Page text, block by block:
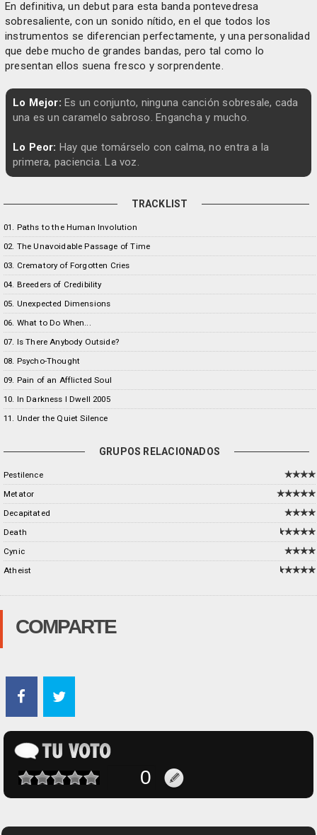
En definitiva, un debut para esta banda pontevedresa
sobresaliente, con un sonido nítido, en el que todos los
instrumentos se diferencian perfectamente, y una personalidad
que debe mucho de grandes bandas, pero tal como lo
presentan ellos suena fresco y sorprendente.
Lo Mejor: Es un conjunto, ninguna canción sobresale, cada
una es un caramelo sabroso. Engancha y mucho.
Lo Peor: Hay que tomárselo con calma, no entra a la
primera, paciencia. La voz.
TRACKLIST
01. Paths to the Human Involution
02. The Unavoidable Passage of Time
03. Crematory of Forgotten Cries
04. Breeders of Credibility
05. Unexpected Dimensions
06. What to Do When...
07. Is There Anybody Outside?
08. Psycho-Thought
09. Pain of an Afflicted Soul
10. In Darkness I Dwell 2005
11. Under the Quiet Silence
GRUPOS RELACIONADOS
Pestilence
Metator
Decapitated
Death
Cynic
Atheist
COMPARTE